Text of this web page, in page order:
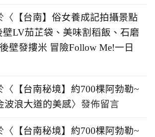
〈 【台南】俗女養成記拍攝景點
LV茄芷袋、美味割稻飯、石磨
壁發摟米 冒險Follow Me!一日
〈 【台南秘境】約700棵阿勃勒~
波浪大道的美感〉發佈留言
〈 【台南秘境】約700棵阿勃勒~